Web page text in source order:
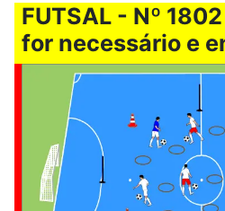
FUTSAL - Nº
for necessário e